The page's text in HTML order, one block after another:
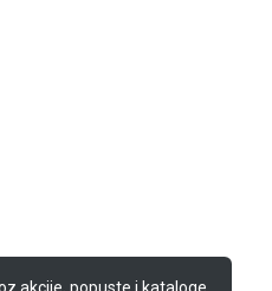
akcije, popuste i kataloge